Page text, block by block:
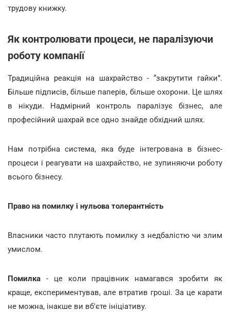
трудову книжку.
Як контролювати процеси, не паралізуючи
роботу компанії
Традиційна реакція на шахрайство - “закрутити гайки”.
Більше підписів, більше паперів, більше охорони. Це шлях
в нікуди. Надмірний контроль паралізує бізнес, але
професійний шахрай все одно знайде обхідний шлях.
Нам потрібна система, яка буде інтегрована в бізнес-
процеси і реагувати на шахрайство, не зупиняючи роботу
всього бізнесу.
Право на помилку і нульова толерантність
Власники часто плутають помилку з недбалістю чи злим
умислом.
Помилка - це коли працівник намагався зробити як
краще, експериментував, але втратив гроші. За це карати
не можна, інакше ви вб'єте ініціативу.